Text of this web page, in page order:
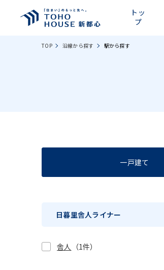
トッ
プ
TOP 沿線から探す 駅から探す
一戸建て
日暮里舎人ライナー
舎人 （1件）